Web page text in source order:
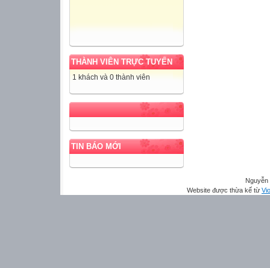
THÀNH VIÊN TRỰC TUYẾN
1 khách và 0 thành viên
TIN BÁO MỚI
Website được thừa kế từ